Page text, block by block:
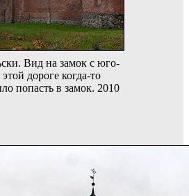
Вид на замок с юго-
дороге когда-то
попасть в замок. 2010